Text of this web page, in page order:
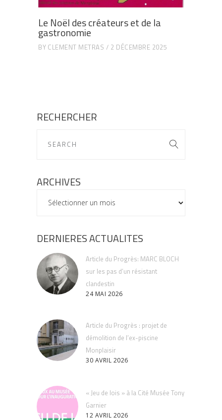
Le Noël des créateurs et de la
gastronomie
BY CLEMENT METRAS 2 DÉCEMBRE 2025
RECHERCHER
ARCHIVES
ARCHIVES
DERNIERES ACTUALITES
Article du Progrès: MARC BLOCH
sur les pas d’un résistant
clandestin
24 MAI 2026
Article du Progrès : projet de
démolition de l’ex-piscine
Monplaisir
30 AVRIL 2026
« Jeu de lois » à la Cité Musée Tony
Garnier
12 AVRIL 2026